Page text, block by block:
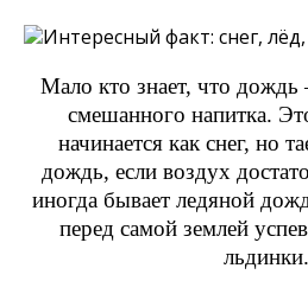
Мало кто знает, что
смешанного напитка.
начинается как снег, но
дождь, если воздух
иногда бывает ледяной
перед самой землей
льдинки.